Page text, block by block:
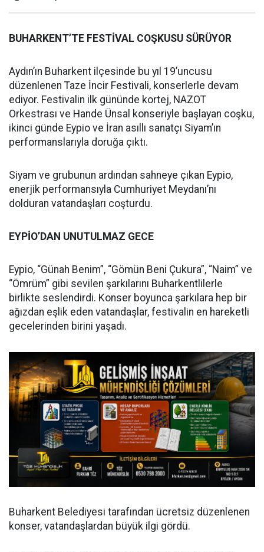
BUHARKENT’TE FESTİVAL COŞKUSU SÜRÜYOR
Aydın’ın Buharkent ilçesinde bu yıl 19’uncusu
düzenlenen Taze İncir Festivali, konserlerle devam
ediyor. Festivalin ilk gününde kortej, NAZOT
Orkestrası ve Hande Ünsal konseriyle başlayan coşku,
ikinci günde Eypio ve İran asıllı sanatçı Siyam’ın
performanslarıyla doruğa çıktı.
Siyam ve grubunun ardından sahneye çıkan Eypio,
enerjik performansıyla Cumhuriyet Meydanı’nı
dolduran vatandaşları coşturdu.
EYPİO’DAN UNUTULMAZ GECE
Eypio, “Günah Benim”, “Gömün Beni Çukura”, “Naim” ve
“Ömrüm” gibi sevilen şarkılarını Buharkentlilerle
birlikte seslendirdi. Konser boyunca şarkılara hep bir
ağızdan eşlik eden vatandaşlar, festivalin en hareketli
gecelerinden birini yaşadı.
Buharkent Belediyesi tarafından ücretsiz düzenlenen
konser, vatandaşlardan büyük ilgi gördü.